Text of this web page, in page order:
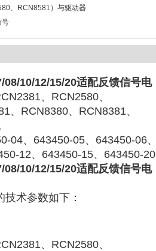
、RCN8581）与驱动器
号
08/10/12/15/20适配反馈信号电
、RCN2580、
、RCN8380、RCN8381、
04、643450-05、643450-06、
12、643450-15、643450-20
08/10/12/15/20适配反馈信号电
技术参数如下：
、RCN2580、